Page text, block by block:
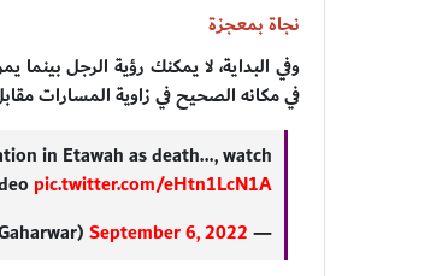
نجاة بمعجزة
وفي البداية، لا يمكنك رؤية الرجل
في مكانه الصحيح في زاوية المسارات
in Etawah as death..., watch
pic.twitter.com/eHtn1LcN1A
— santosh singh (@SantoshGaharwar)
September 6, 2022